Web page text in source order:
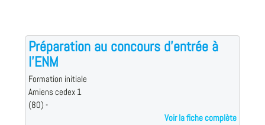
Préparation au concours d'entrée à
l'ENM
Formation initiale
Amiens cedex 1
(80) -
Voir la fiche complète